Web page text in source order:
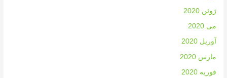
ژوئن 2020
می 2020
آوریل 2020
مارس 2020
فوریه 2020